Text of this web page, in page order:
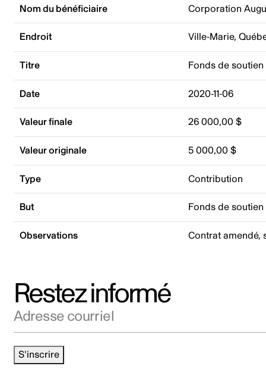
Nom du bénéficiaire Corporation
Endroit Ville-Marie,
Titre Fonds de soutien
Date 2020-11-06
Valeur finale 26 000,00 $
Valeur originale 5 000,00 $
Type Contribution
But Fonds de soutien
Observations Contrat amendé,
Restez informé
S'inscrire